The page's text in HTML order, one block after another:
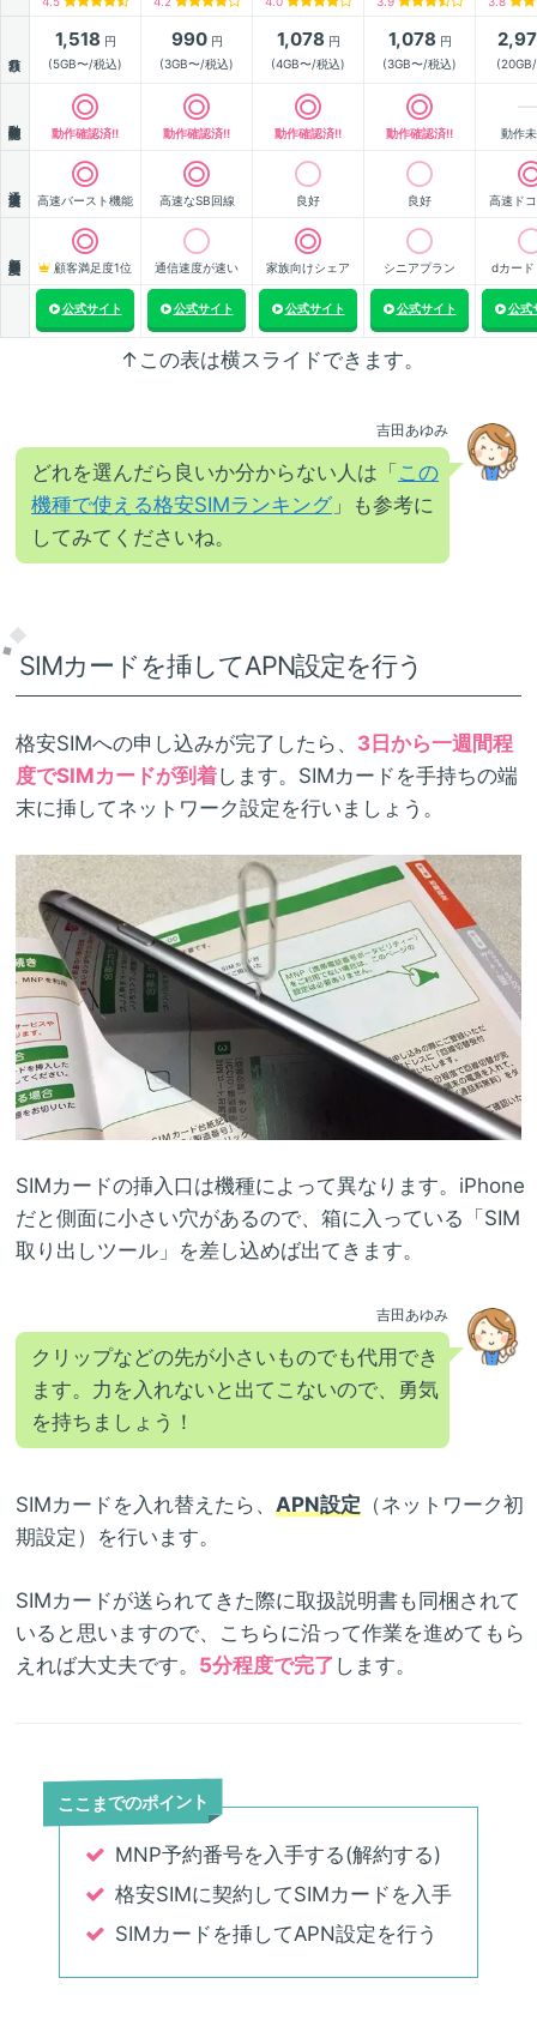
1,518 円
(5GB〜/税込)
990円
(3GB〜/税込)
1,078 円
(4GB〜/税込)
1,078 円
(3GB〜/税込)
動作確認済!! 動作確認済!! 動作確認済!! 動作確認済!! 動作
高速バースト機能 高速なSB回線 良好 良好 高速ド
顧客満足度1位 通信速度が速い 家族向けシェア シニアプラン dカード
公式サイト 公式サイト 公式サイト 公式サイト 公式
↑この表は横スライドできます。
吉田あゆみ
どれを選んだら良いか分からない人は「 この
機種で使える格安SIMランキング 」も参考に
してみてくださいね。
SIMカードを挿してAPN設定を行う
格安SIMへの申し込みが完了したら、 3日から一週間程
度でSIMカードが到着します。SIMカードを手持ちの端
末に挿してネットワーク設定を行いましょう。
SIMカードの挿入口は機種によって異なります。iPhone
だと側面に小さい穴があるので、箱に入っている「SIM
取り出しツール」を差し込めば出てきます。
吉田あゆみ
クリップなどの先が小さいものでも代用でき
ます。力を入れないと出てこないので、勇気
を持ちましょう！
SIMカードを入れ替えたら、 APN設定 （ネットワーク初
期設定）を行います。
SIMカードが送られてきた際に取扱説明書も同梱されて
いると思いますので、こちらに沿って作業を進めてもら
えれば大丈夫です。 5分程度で完了 します。
ここまでのポイント
MNP予約番号を入手する(解約する)
格安SIMに契約してSIMカードを入手
SIMカードを挿してAPN設定を行う